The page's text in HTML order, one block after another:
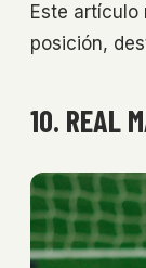
Este
posición,
10. REAL